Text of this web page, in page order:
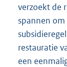
verzoekt de
spannen om
restauratie
een